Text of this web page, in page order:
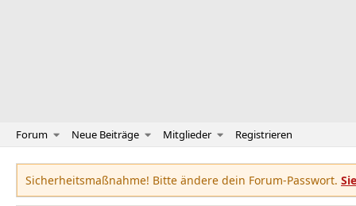
Forum Neue Beiträge Mitglieder Registrieren
Sicherheitsmaßnahme! Bitte ändere dein Forum-Passwort.